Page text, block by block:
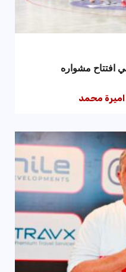
افتتاح مشواره
اميرة محمد